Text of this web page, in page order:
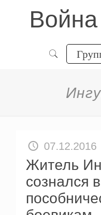
07.12.2016
Житель
сознался в